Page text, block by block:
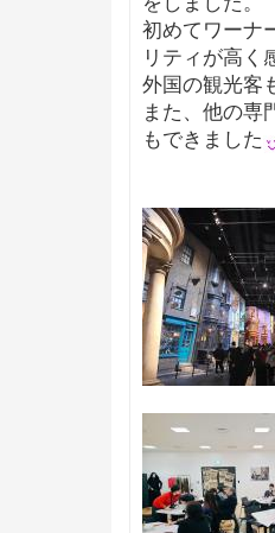
初めてワーナ
リティが高く
外国の観光客
また、他の専
もできました